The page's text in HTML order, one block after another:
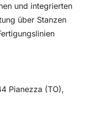
und integrierten
über Stanzen
Pianezza (TO),